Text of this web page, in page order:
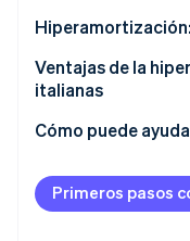
Categorías de
Plazo de entrada
Ventajas de la
italianas
Cómo puede
Primeros pasos